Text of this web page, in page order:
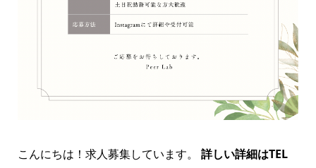
こんにちは！求人募集しています。 詳しい詳細はTEL